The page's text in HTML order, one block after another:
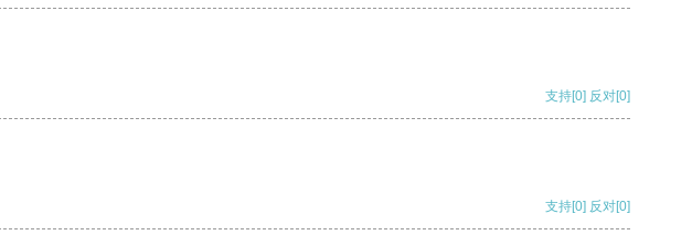
支持[0] 反对[0]
支持[0] 反对[0]